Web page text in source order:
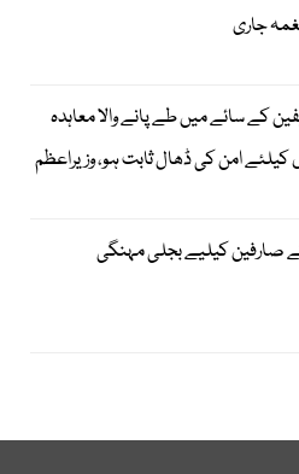
جاری
کے سائے میں طے پانے والا معاہدہ
کیلئے امن کی ڈھال ثابت ہو، وزیراعظم
صارفین کیلیے بجلی مہنگی